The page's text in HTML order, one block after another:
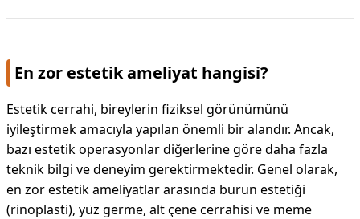
En zor estetik ameliyat hangisi?
Estetik cerrahi, bireylerin fiziksel görünümünü
iyileştirmek amacıyla yapılan önemli bir alandır. Ancak,
bazı estetik operasyonlar diğerlerine göre daha fazla
teknik bilgi ve deneyim gerektirmektedir. Genel olarak,
en zor estetik ameliyatlar arasında burun estetiği
(rinoplasti), yüz germe, alt çene cerrahisi ve meme